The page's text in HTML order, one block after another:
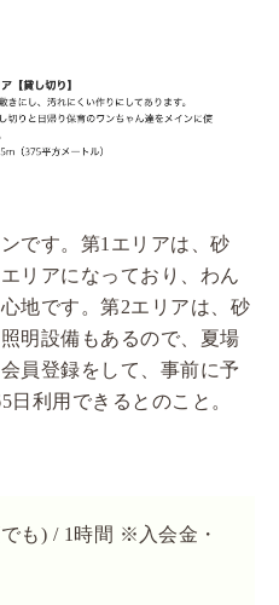
です。第1エリアは、砂
リアになっており、わん
地です。第2エリアは、砂
明設備もあるので、夏場
員登録をして、事前に予
日利用できるとのこと。
も) / 1時間 ※入会金・